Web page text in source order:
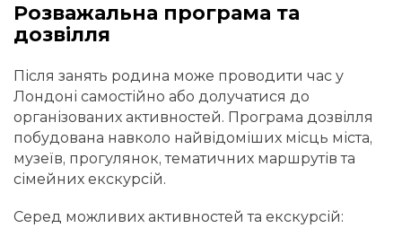
Розважальна програма та
дозвілля
Після занять родина може проводити час у
Лондоні самостійно або долучатися до
організованих активностей. Програма дозвілля
побудована навколо найвідоміших місць міста,
музеїв, прогулянок, тематичних маршрутів та
сімейних екскурсій.
Серед можливих активностей та екскурсій: